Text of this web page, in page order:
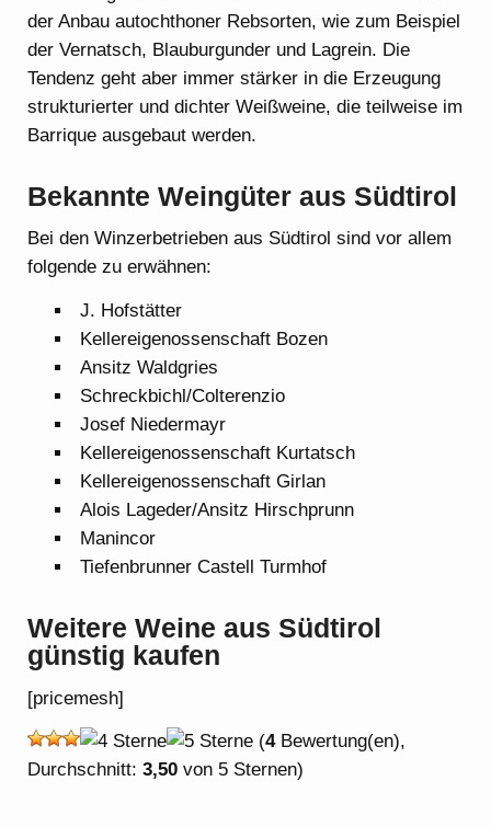
der Anbau autochthoner Rebsorten, wie zum Beispiel
der Vernatsch, Blauburgunder und Lagrein. Die
Tendenz geht aber immer stärker in die Erzeugung
strukturierter und dichter Weißweine, die teilweise im
Barrique ausgebaut werden.
Bekannte Weingüter aus Südtirol
Bei den Winzerbetrieben aus Südtirol sind vor allem
folgende zu erwähnen:
J. Hofstätter
Kellereigenossenschaft Bozen
Ansitz Waldgries
Schreckbichl/Colterenzio
Josef Niedermayr
Kellereigenossenschaft Kurtatsch
Kellereigenossenschaft Girlan
Alois Lageder/Ansitz Hirschprunn
Manincor
Tiefenbrunner Castell Turmhof
Weitere Weine aus Südtirol
günstig kaufen
[pricemesh]
(4Bewertung(en),
Durchschnitt:3,50 von 5 Sternen)